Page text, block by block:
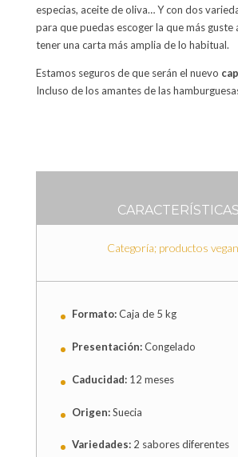
especias, aceite de oliva… Y con dos
para que puedas escoger la que más guste
tener una carta más amplia de lo habitual.
Estamos seguros de que serán el nuevo
Incluso de los amantes de las
CARACTERÍSTICAS
Categoría; productos
Formato:Caja de 5 kg
Presentación:Congelado
Caducidad:12 meses
Origen:Suecia
Variedades:2 sabores diferentes